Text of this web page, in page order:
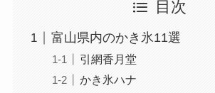
目次
富山県内のかき氷11選
引網香月堂
かき氷ハナ